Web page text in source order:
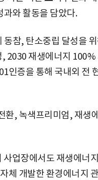
과와 활동을 담았다.
참, 탄소중립 달성을
2030 재생에너지 100%
인증을 통해 국내외 전
환, 녹색프리미엄, 재생
업장에서도 재생에너
체 개발한 환경에너지